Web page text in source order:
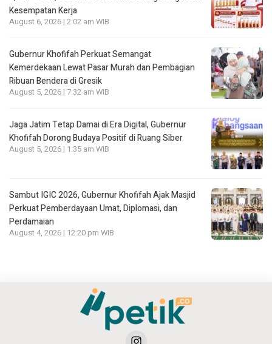
Kesempatan Kerja
August 6, 2026 | 2:02 am WIB
Gubernur Khofifah Perkuat Semangat
Kemerdekaan Lewat Pasar Murah dan Pembagian
Ribuan Bendera di Gresik
August 5, 2026 | 7:32 am WIB
Jaga Jatim Tetap Damai di Era Digital, Gubernur
Khofifah Dorong Budaya Positif di Ruang Siber
August 5, 2026 | 1:35 am WIB
Sambut IGIC 2026, Gubernur Khofifah Ajak Masjid
Perkuat Pemberdayaan Umat, Diplomasi, dan
Perdamaian
August 4, 2026 | 12:20 pm WIB